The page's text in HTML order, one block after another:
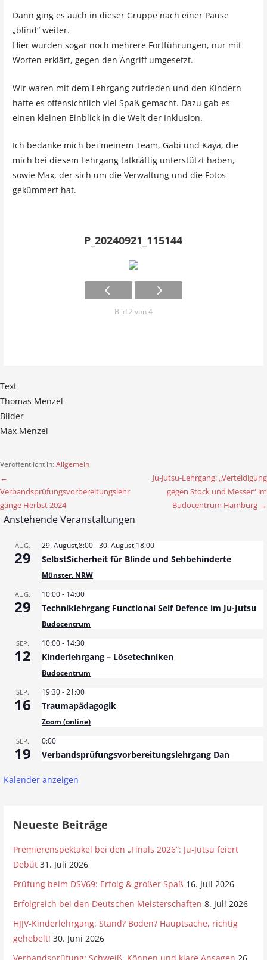
Dann ging es auch in dieser Gruppe nach einer Pause
„blind“ weiter.
Hier wurden sogar noch mehrere Fortführungen, nur mit
Worten erklärt, gegen den Angriff umgesetzt.
Wir waren mit dem Lehrgang zufrieden und den Kindern
hatte es offensichtlich viel Spaß gemacht. Dazu gab es
einen kleinen Einblick in die Welt der Inklusion.
Ich bedanke mich bei meinem Team, Gabi und Kaya, die
mich bei diesem Lehrgang tatkräftig unterstützt haben,
sowie Max, der sich um die Verwaltung und die Fotos
gekümmert hat.
P_20240921_115144
Bild 2 von 4
Text
Thomas Menzel
Bilder
Max Menzel
Veröffentlicht in: Allgemein
B
e
i
t
←
Verbandsprüfungsvorbereitungslehr
gänge Herbst 2024
Ju-Jutsu-Lehrgang: „Verteidigung
gegen Stock und Messer“ im
Budocentrum Hamburg →
Anstehende Veranstaltungen
AUG.
29
29. August,8:00-30. August,18:00
SelbstSicherheit für Blinde und Sehbehinderte
Münster, NRW
AUG.
29
10:00- 14:00
Techniklehrgang Functional Self Defence im Ju-Jutsu
Budocentrum
SEP.
12
10:00- 14:30
Kinderlehrgang – Lösetechniken
Budocentrum
SEP.
16
19:30-21:00
Traumapädagogik
Zoom (online)
SEP.
19
0:00
Verbandsprüfungsvorbereitungslehrgang Dan
Kalender anzeigen
Neueste Beiträge
Premierenspektakel bei den „Finals 2026“: Ju-Jutsu feiert
Debüt 31. Juli 2026
Prüfung beim DSV69: Erfolg & großer Spaß 16. Juli 2026
Erfolgreich bei den Deutschen Meisterschaften 8. Juli 2026
HJJV-Kinderlehrgang: Stand? Boden? Hauptsache, richtig
gehebelt! 30. Juni 2026